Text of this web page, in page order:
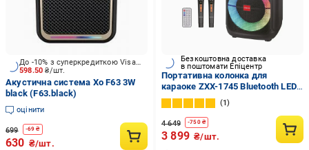
598.50₴/шт.
До -10% з суперкредиткою Visa Вигода
Акустична система Xo F63 3W
black (F63.black)
оцінити
699 -69 ₴
630 ₴/шт.
Безкоштовна доставка
в поштомати Епіцентр
Портативна колонка для
караоке ZXX-1745 Bluetooth LED-
підсвітка з мікрофонами 60 Вт
8" (33146494)
1
4 649 -750₴
3 899 ₴/шт.